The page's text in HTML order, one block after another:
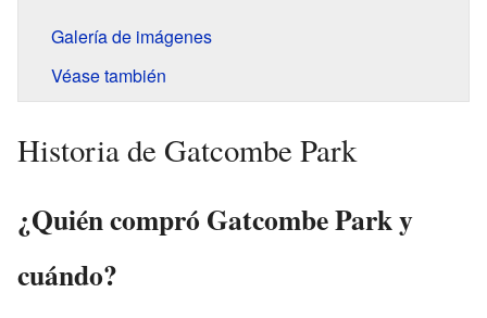
Galería de imágenes
Véase también
Historia de Gatcombe Park
¿Quién compró Gatcombe Park y
cuándo?